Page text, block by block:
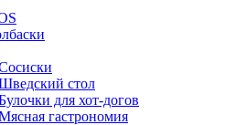
стол
для хот-догов
гастрономия